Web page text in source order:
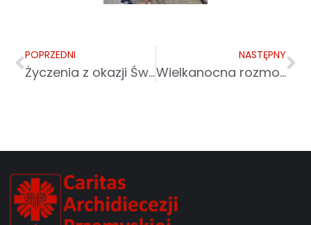
POPRZEDNI
Życzenia z okazji Świąt Wielkanocnych
NASTĘPNY
Wielkanocna rozmowa w TVP Rzeszów